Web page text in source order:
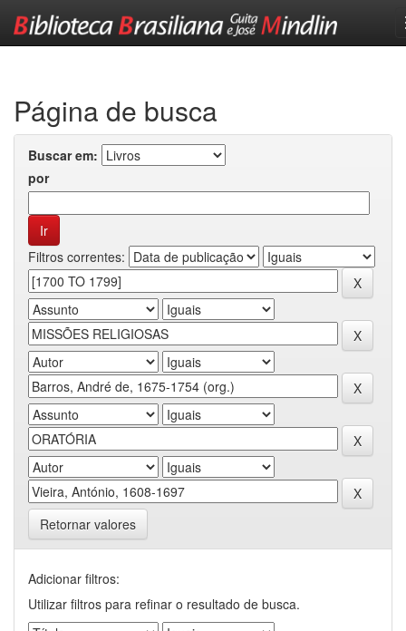
Página de busca
Buscar em:
por
Filtros correntes:
Retornar valores
Adicionar filtros:
Utilizar filtros para refinar o resultado de busca.